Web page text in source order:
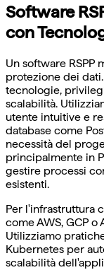
Software
con
Un software
protezione dei
tecnologie,
scalabilità.
utente intuitive e
database come
necessità del
principalmente in
gestire processi
esistenti.
Per l'infrastruttura
come AWS, GCP
Utilizziamo
Kubernetes per
scalabilità